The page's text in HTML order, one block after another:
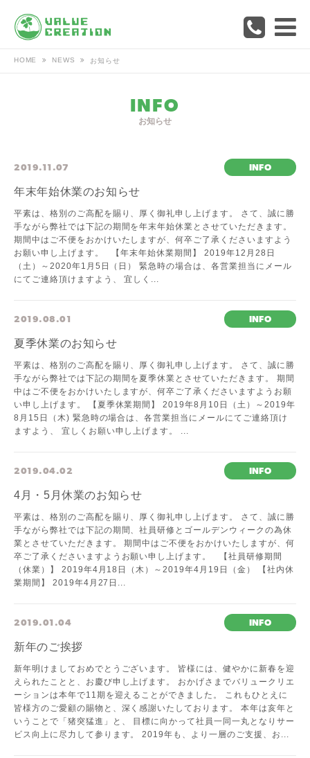
HOME NEWS お知らせ
INFO
お知らせ
2019.11.07 INFO
年末年始休業のお知らせ
平素は、格別のご高配を賜り、厚く御礼申し上げます。 さて、誠に勝
手ながら弊社では下記の期間を年末年始休業とさせていただきます。
期間中はご不便をおかけいたしますが、何卒ご了承くださいますよう
お願い申し上げます。 【年末年始休業期間】 2019年12月28日
（土）～2020年1月5日（日） 緊急時の場合は、各営業担当にメール
にてご連絡頂けますよう、 宜しく...
2019.08.01 INFO
夏季休業のお知らせ
平素は、格別のご高配を賜り、厚く御礼申し上げます。 さて、誠に勝
手ながら弊社では下記の期間を夏季休業とさせていただきます。 期間
中はご不便をおかけいたしますが、何卒ご了承くださいますようお願
い申し上げます。 【夏季休業期間】 2019年8月10日（土）～2019年
8月15日（木) 緊急時の場合は、各営業担当にメールにてご連絡頂け
ますよう、 宜しくお願い申し上げます。 ...
2019.04.02 INFO
4月・5月休業のお知らせ
平素は、格別のご高配を賜り、厚く御礼申し上げます。 さて、誠に勝
手ながら弊社では下記の期間、社員研修とゴールデンウィークの為休
業とさせていただきます。 期間中はご不便をおかけいたしますが、何
卒ご了承くださいますようお願い申し上げます。 【社員研修期間
（休業）】 2019年4月18日（木）～2019年4月19日（金） 【社内休
業期間】 2019年4月27日...
2019.01.04 INFO
新年のご挨拶
新年明けましておめでとうございます。 皆様には、健やかに新春を迎
えられたことと、お慶び申し上げます。 おかげさまでバリュークリエ
ーションは本年で11期を迎えることができました。 これもひとえに
皆様方のご愛顧の賜物と、深く感謝いたしております。 本年は亥年と
いうことで「猪突猛進」と、 目標に向かって社員一同一丸となりサー
ビス向上に尽力して参ります。 2019年も、より一層のご支援、お...